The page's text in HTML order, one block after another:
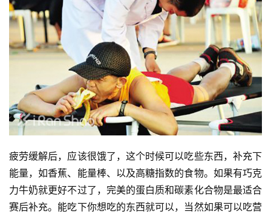
疲劳缓解后，应该很饿了，这个时候可以吃些东西，补充下
能量，如香蕉、能量棒、以及高糖指数的食物。如果有巧克
力牛奶就更好不过了，完美的蛋白质和碳素化合物是最适合
赛后补充。能吃下你想吃的东西就可以，当然如果可以吃营